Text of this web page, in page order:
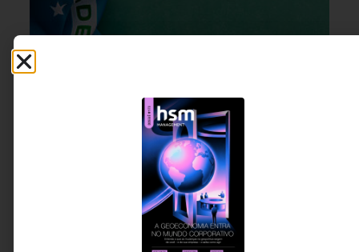
5 DE AGOSTO DE 2026 08H00
Hoje, faz um mês que a nossa seleção foi
eliminada da Copa do Mundo: fora de